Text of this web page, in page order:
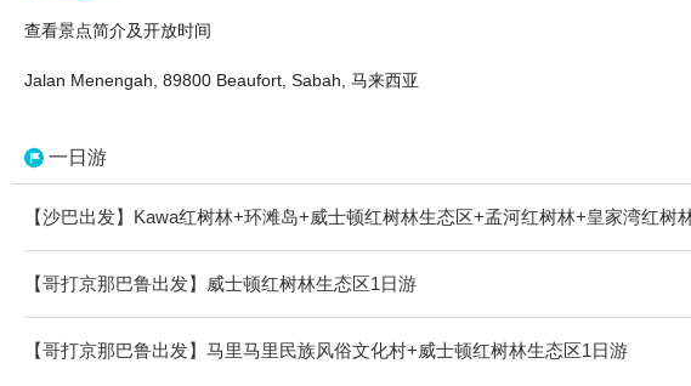
查看景点简介及开放时间
Jalan Menengah, 89800 Beaufort, Sabah, 马来西亚
一日游
【沙巴出发】Kawa红树林+环滩岛+威士顿红树林生态区+孟河红树林+皇家湾红树
【哥打京那巴鲁出发】威士顿红树林生态区1日游
【哥打京那巴鲁出发】马里马里民族风俗文化村+威士顿红树林生态区1日游